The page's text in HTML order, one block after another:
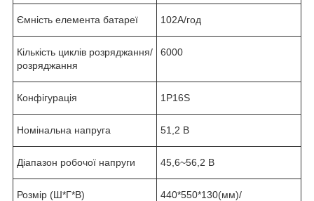
Ємність елемента батареї 102А/год
Кількість циклів розряджання/
розряджання
6000
Конфігурація 1P16S
Номінальна напруга 51,2 В
Діапазон робочої напруги 45,6~56,2 В
Розмір (Ш*Г*В)
440*550*130(мм)/